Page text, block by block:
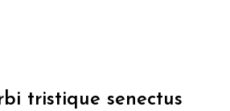
tristique senectus